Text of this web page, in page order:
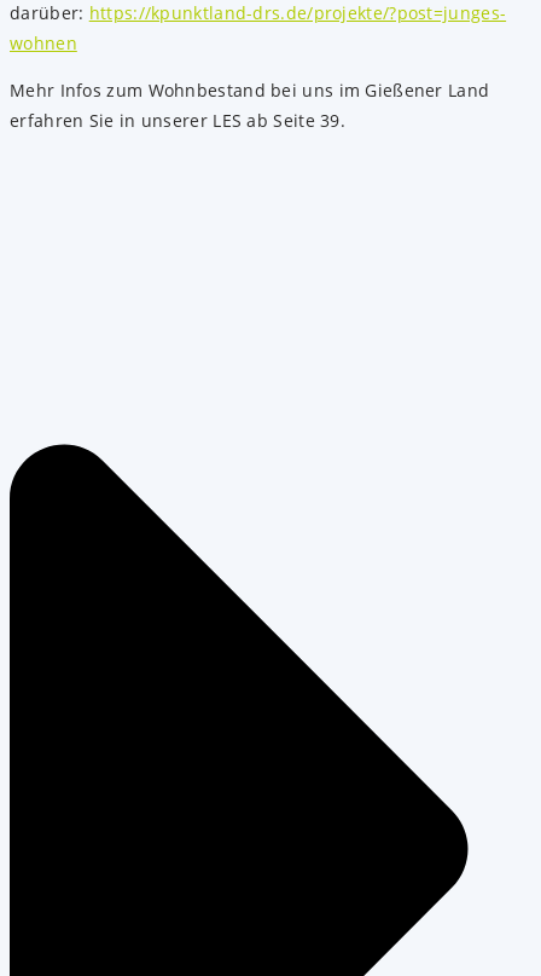
darüber: https://kpunktland-drs.de/projekte/?post=junges-
wohnen
Mehr Infos zum Wohnbestand bei uns im Gießener Land
erfahren Sie in unserer LES ab Seite 39.